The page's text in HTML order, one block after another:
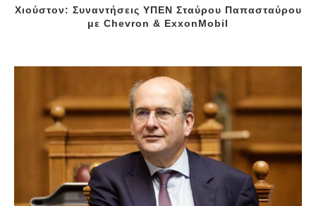
Χιούστον: Συναντήσεις ΥΠΕΝ Σταύρου Παπασταύρου
με Chevron & ExxonMobil